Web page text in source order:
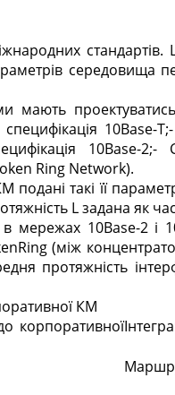
стандартів.
середовища
мають
10Base-
10Base-2;-
Ring Network).
такі її
L задана як
10Base-2 і
(між
протяжність
КМ
корпоративної